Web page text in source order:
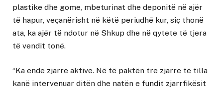
plastike dhe gome, mbeturinat dhe deponitë në ajër
të hapur, veçanërisht në këtë periudhë kur, siç thonë
ata, ka ajër të ndotur në Shkup dhe në qytete të tjera
të vendit tonë.
“Ka ende zjarre aktive. Në të paktën tre zjarre të tilla
kanë intervenuar ditën dhe natën e fundit zjarrfikësit